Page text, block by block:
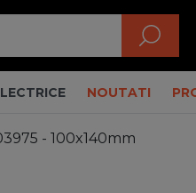
NOUTATI
- 100x140mm